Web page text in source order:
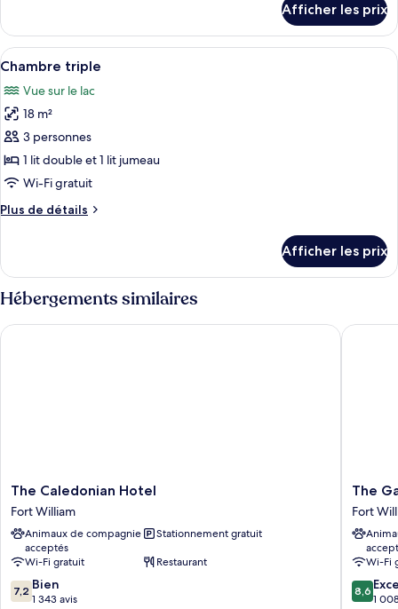
Chambre
familiale
Chambre
familiale
Afficher les prix
Afficher
toutes
les
photos
pour
ce
type
chambre :
Une chambre d’hôtel avec deux lits,
9
Chambre triple
Vue sur le lac
18 m²
3 personnes
1 lit double et 1 lit jumeau
Wi-Fi gratuit
Plus de détails
Plus
Chambre
triple
Afficher les prix
Hébergements similaires
The
Caledonian
Hotel
Fort
William
The Caledonian Hotel
Fort William
Animaux de compagnie
acceptés
Stationnement gratuit
Wi-Fi gratuit
Restaurant
7.2
sur
7,2 Bien
1 343 avis
The Caledonian Hotel
The
Garrison
Fort
William
The
Fort
Wi-Fi
8.6
sur
8,6
1
The